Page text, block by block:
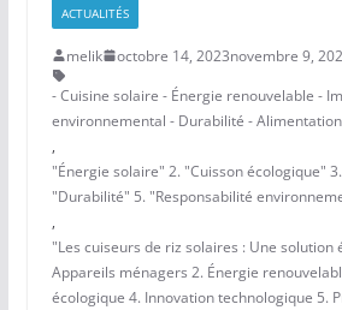
ACTUALITÉS
melik octobre 14, 2023novembre 9,
- Cuisine solaire - Énergie renouvelable -
environnemental - Durabilité -
,
"Énergie solaire" 2. "Cuisson écologique"
"Durabilité" 5. "Responsabilité
,
"Les cuiseurs de riz solaires : Une solution
Appareils ménagers 2. Énergie
écologique 4. Innovation technologique 5.